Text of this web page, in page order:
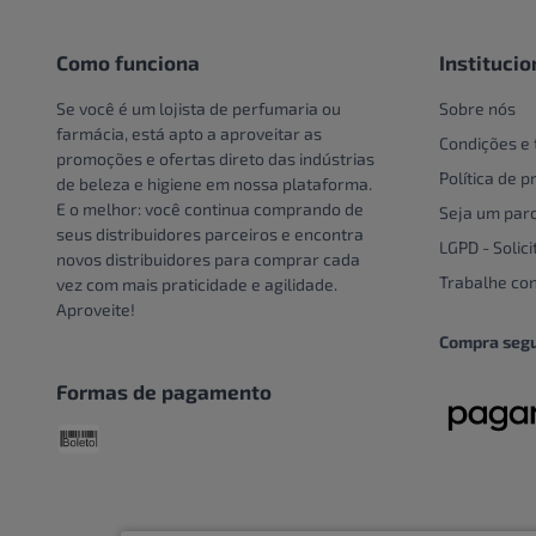
Creme Para Área Do Olho
Cuidado Com A Mão
Cuidados bucais especiais
Cuidados com o couro
cabeludo
Cuidados Com Os Pés
Cuidados especiais
Cuidados Pessoais
Unidade
Como funciona
Se você é um lojista de perfumaria ou
farmácia, está apto a aproveitar as
promoções e ofertas direto das indústrias
de beleza e higiene em nossa plataforma.
E o melhor: você continua comprando de
seus distribuidores parceiros e encontra
novos distribuidores para comprar cada
vez com mais praticidade e agilidade.
Aproveite!
Formas de pagamento
Sobre nós
Condições
Política de
Seja um
LGPD -
Trabalhe
Compra